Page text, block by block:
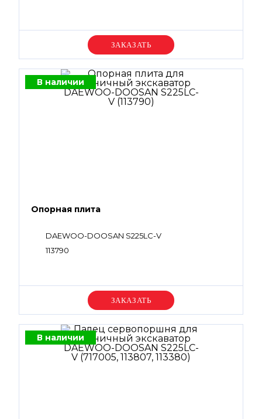
Уточняйте цену
В наличии
Опорная плита
DAEWOO-DOOSAN S225LC-V
113790
Уточняйте цену
В наличии